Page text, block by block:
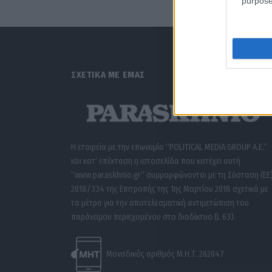
ΣΧΕΤΙΚΑ ΜΕ ΕΜΑΣ
Η εταιρεία με την επωνυμία “POLITICAL MEDIA GROUP A.E.”
και κατ’ επέκταση η ιστοσελίδα που κατέχει αυτή
“www.paraskhnio.gr” συμμορφώνονται με τη Σύσταση (ΕΕ)
2018/334 της Επιτροπής της 1ης Μαρτίου 2018 σχετικά με
τα μέτρα για την αποτελεσματική αντιμετώπιση του
παράνομου περιεχομένου στο διαδίκτυο (L 63).
Μοναδικός αριθμός Μ.Η.Τ. 262047